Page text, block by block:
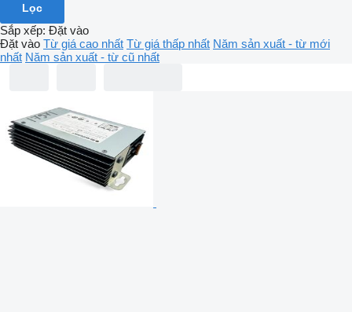
Lọc
Sắp xếp: Đặt vào
Đặt vào Từ giá cao nhất Từ giá thấp nhất Năm sản xuất - từ mới
nhất Năm sản xuất - từ cũ nhất